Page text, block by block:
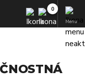
Menu